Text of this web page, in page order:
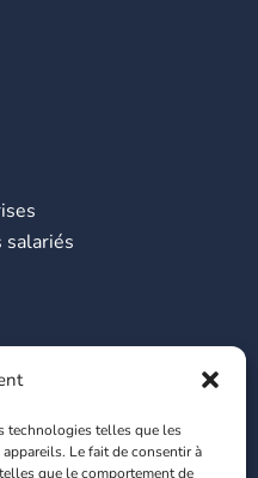
technologies telles que les
Le fait de consentir à
que le comportement de
salariés